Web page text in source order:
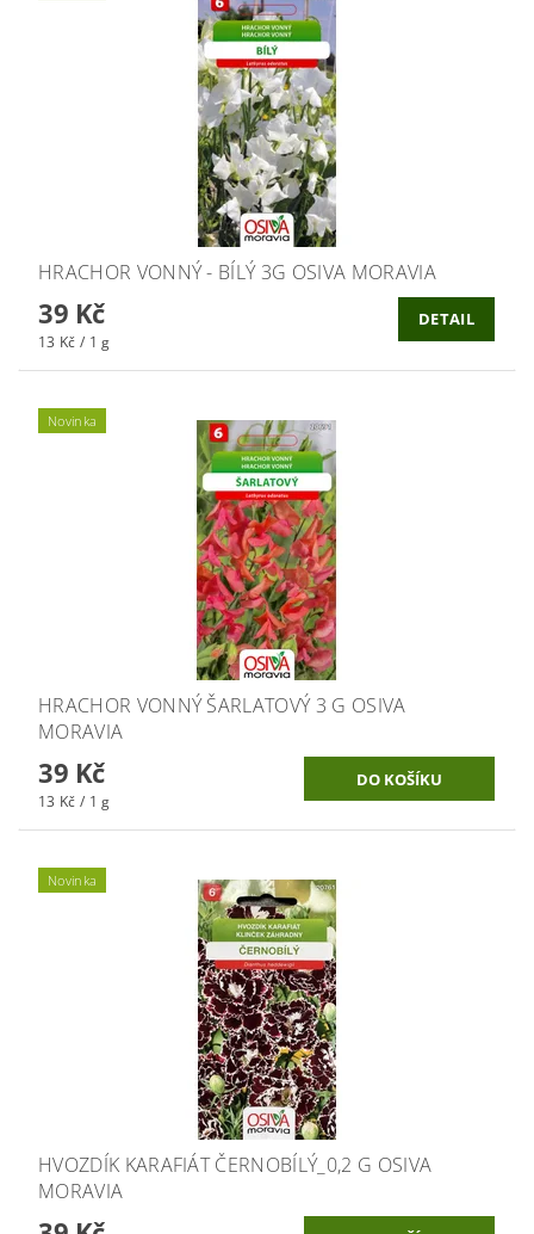
HRACHOR VONNÝ - BÍLÝ 3G OSIVA MORAVIA
39 Kč
13 Kč / 1 g
DETAIL
Novinka
HRACHOR VONNÝ ŠARLATOVÝ 3 G OSIVA
MORAVIA
39 Kč
13 Kč / 1 g
Novinka
HVOZDÍK KARAFIÁT ČERNOBÍLÝ_0,2 G OSIVA
MORAVIA